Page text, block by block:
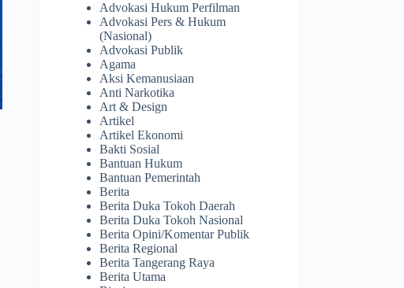
Advokasi Hukum Perfilman
Advokasi Pers & Hukum
(Nasional)
Advokasi Publik
Agama
Aksi Kemanusiaan
Anti Narkotika
Art & Design
Artikel
Artikel Ekonomi
Bakti Sosial
Bantuan Hukum
Bantuan Pemerintah
Berita
Berita Duka Tokoh Daerah
Berita Duka Tokoh Nasional
Berita Opini/Komentar Publik
Berita Regional
Berita Tangerang Raya
Berita Utama